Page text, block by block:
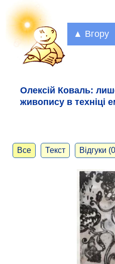
▲ Вгору
Олексій Коваль:
живопису в техніці
Все Текст Відгуки